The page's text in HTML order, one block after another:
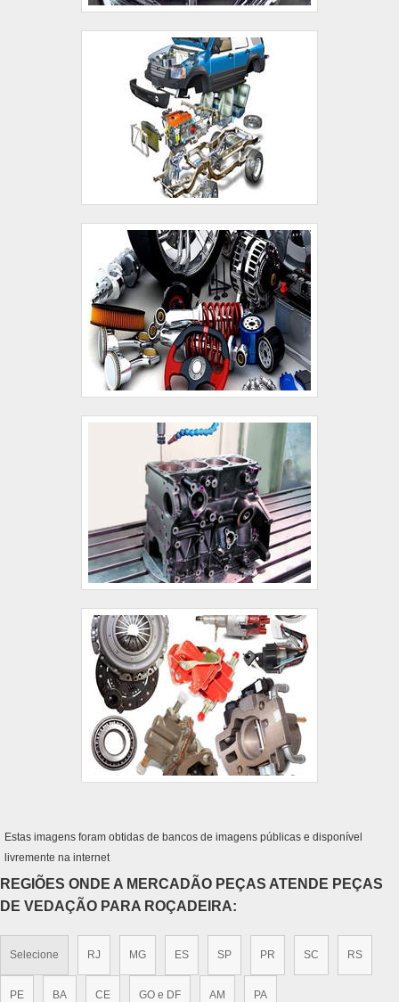
Estas imagens foram obtidas de bancos de imagens públicas e disponível
livremente na internet
REGIÕES ONDE A MERCADÃO PEÇAS ATENDE PEÇAS
DE VEDAÇÃO PARA ROÇADEIRA:
Selecione RJ MG ES SP PR SC RS
PE BA CE GO e DF AM PA